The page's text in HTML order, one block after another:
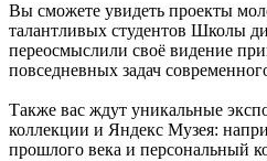
Вы сможете увидеть проекты
талантливых студентов Школы
переосмыслили своё видение
повседневных задач
Также вас ждут уникальные
коллекции и Яндекс Музея:
прошлого века и персональный